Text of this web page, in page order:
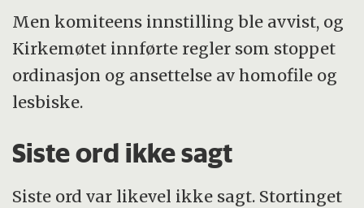
Men komiteens innstilling ble avvist, og
Kirkemøtet innførte regler som stoppet
ordinasjon og ansettelse av homofile og
lesbiske.
Siste ord ikke sagt
Siste ord var likevel ikke sagt. Stortinget